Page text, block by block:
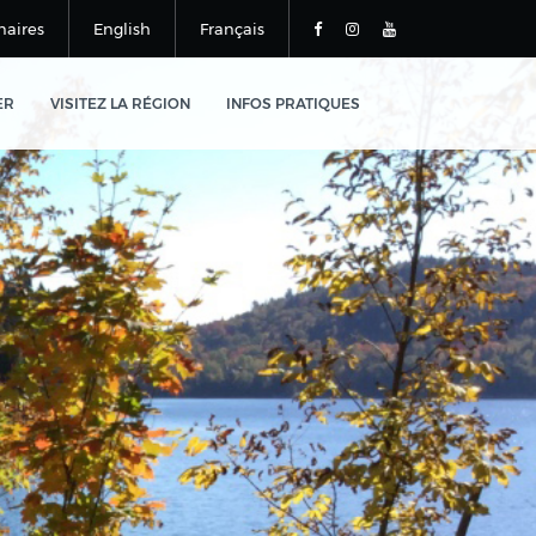
English Français
VISITEZ LA RÉGION INFOS PRATIQUES